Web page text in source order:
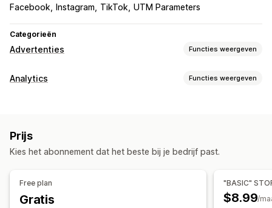
Facebook
Instagram TikTok UTM Parameters
Categorieën
Advertenties Functies weergeven
Targeting
Gedrag
Retargeting
Campagne beheren
Social media
Pixelbeheer
Analytics Functies weergeven
Evenementen volgen
Lifetime value (LTV)
Cohortanalyse
Prijs
Kies het abonnement dat het beste bij je bedrijf past.
Free plan
Gratis
"BASIC"
$8.99/